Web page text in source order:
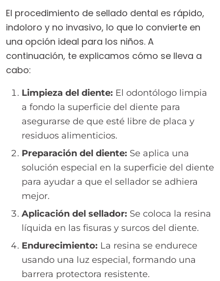
El procedimiento de sellado dental es rápido,
indoloro y no invasivo, lo que lo convierte en
una opción ideal para los niños. A
continuación, te explicamos cómo se lleva a
cabo:
Limpieza del diente: El odontólogo limpia
a fondo la superficie del diente para
asegurarse de que esté libre de placa y
residuos alimenticios.
Preparación del diente: Se aplica una
solución especial en la superficie del diente
para ayudar a que el sellador se adhiera
mejor.
Aplicación del sellador: Se coloca la resina
líquida en las fisuras y surcos del diente.
Endurecimiento: La resina se endurece
usando una luz especial, formando una
barrera protectora resistente.